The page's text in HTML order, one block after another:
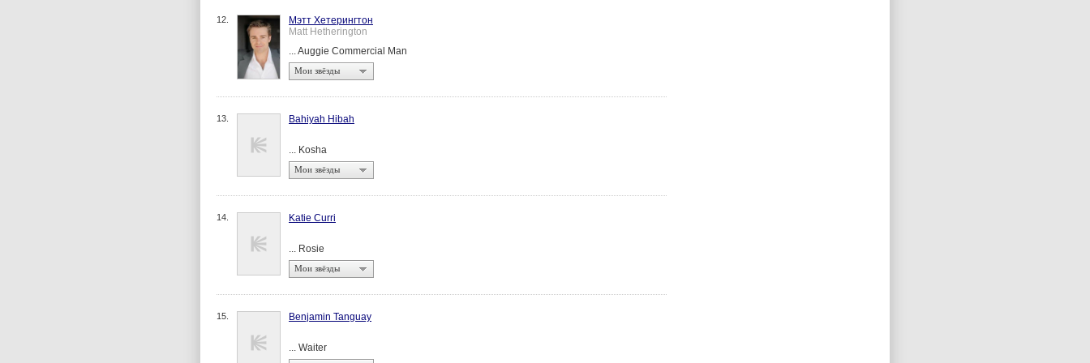
12.
Мэтт Хетерингтон
Matt Hetherington
... Auggie Commercial Man
Мои звёзды
13. Bahiyah Hibah
... Kosha
Мои звёзды
14. Katie Curri
... Rosie
Мои звёзды
15. Benjamin Tanguay
... Waiter